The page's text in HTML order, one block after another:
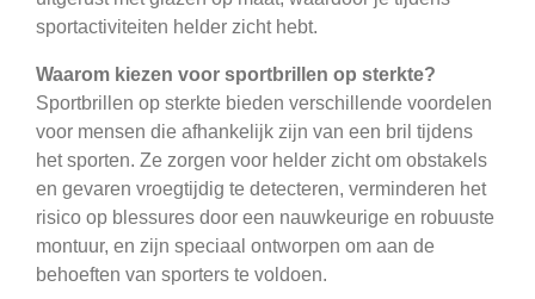
sportactiviteiten helder zicht hebt.
Waarom kiezen voor sportbrillen op sterkte?
Sportbrillen op sterkte bieden verschillende voordelen
voor mensen die afhankelijk zijn van een bril tijdens
het sporten. Ze zorgen voor helder zicht om obstakels
en gevaren vroegtijdig te detecteren, verminderen het
risico op blessures door een nauwkeurige en robuuste
montuur, en zijn speciaal ontworpen om aan de
behoeften van sporters te voldoen.